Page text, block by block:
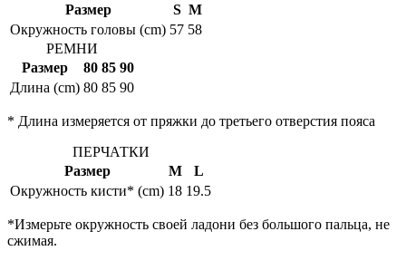
Размер
S M
Окружность головы (cm) 57 58
РЕМНИ
Размер
80 85 90
Длина (cm) 80 85 90
* Длина измеряется от пряжки до третьего отверстия пояса
ПЕРЧАТКИ
Размер
M
L
Окружность кисти* (cm) 18 19.5
*Измерьте окружность своей ладони без большого пальца, не
сжимая.